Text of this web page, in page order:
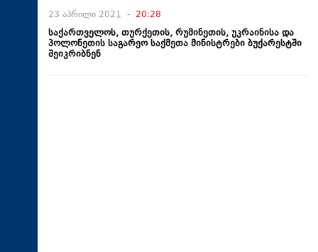
23 აპრილი 2021 - 20:28
საქართველოს, თურქეთის, რუმინეთის, უკრაინისა და
პოლონეთის საგარეო საქმეთა მინისტრები ბუქარესტში
შეიკრიბნენ